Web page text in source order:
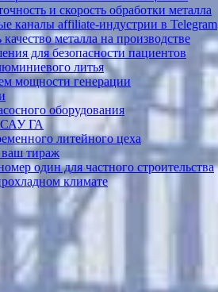
и скорость обработки металла
каналы affiliate-индустрии в Telegram
металла на производстве
для безопасности пациентов
литья
мощности генерации
оборудования
САУ ГА
литейного цеха
ваш тираж
один для частного строительства
климате